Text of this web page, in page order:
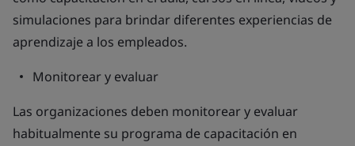
simulaciones para brindar diferentes experiencias de
aprendizaje a los empleados.
Monitorear y evaluar
Las organizaciones deben monitorear y evaluar
habitualmente su programa de capacitación en